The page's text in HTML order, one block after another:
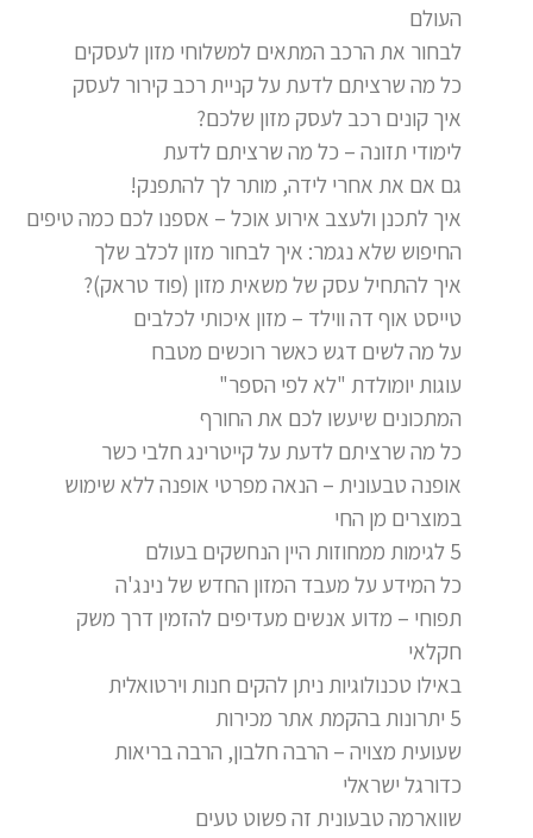
העולם
לבחור את הרכב המתאים למשלוחי מזון לעסקים
כל מה שרציתם לדעת על קניית רכב קירור לעסק
איך קונים רכב לעסק מזון שלכם?
לימודי תזונה – כל מה שרציתם לדעת
גם אם את אחרי לידה, מותר לך להתפנק!
איך לתכנן ולעצב אירוע אוכל – אספנו לכם כמה טיפים
החיפוש שלא נגמר: איך לבחור מזון לכלב שלך
איך להתחיל עסק של משאית מזון (פוד טראק)?
טייסט אוף דה ווילד – מזון איכותי לכלבים
על מה לשים דגש כאשר רוכשים מטבח
עוגות יומולדת "לא לפי הספר"
המתכונים שיעשו לכם את החורף
כל מה שרציתם לדעת על קייטרינג חלבי כשר
אופנה טבעונית – הנאה מפרטי אופנה ללא שימוש
במוצרים מן החי
5 לגימות ממחוזות היין הנחשקים בעולם
כל המידע על מעבד המזון החדש של נינג'ה
תפוחי – מדוע אנשים מעדיפים להזמין דרך משק
חקלאי
באילו טכנולוגיות ניתן להקים חנות וירטואלית
5 יתרונות בהקמת אתר מכירות
שעועית מצויה – הרבה חלבון, הרבה בריאות
כדורגל ישראלי
שווארמה טבעונית זה פשוט טעים